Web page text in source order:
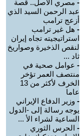
- مصري الأصل.. قصة
عبد الرحمن السيد الذي
أزعج ترامب
- هل غير ترامب
استراتيجيته تجاه إيران
لنقص الذخيرة وصواريخ
ثاد ...
- عوامل صحية في
منتصف العمر تؤخر
الخرف لأكثر من 13
عاما
- وزير الدفاع الإيراني
يوجه رسالة إلى -الدول
الساعية لشراء الأ ...
- الحرس الثوري